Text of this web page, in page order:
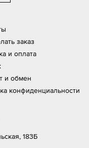
заказ
и оплата
и обмен
конфиденциальности
183Б